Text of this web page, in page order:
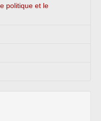
politique et le